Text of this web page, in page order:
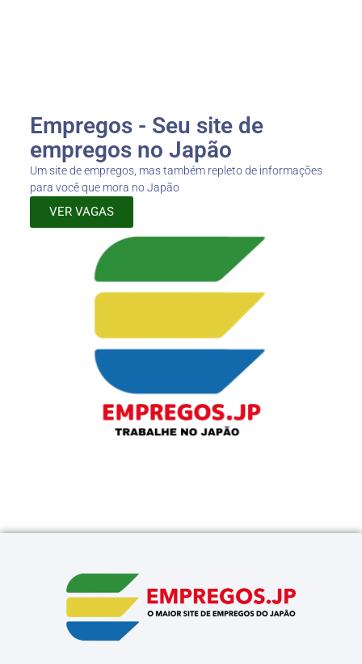
Empregos - Seu site de
empregos no Japão
Um site de empregos, mas também repleto de informações
para você que mora no Japão
VER VAGAS